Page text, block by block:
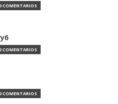
COMENTARIOS
COMENTARIOS
COMENTARIOS